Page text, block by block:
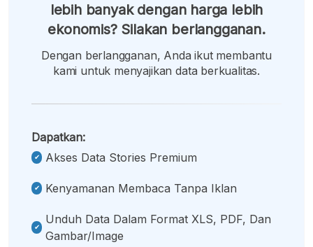
lebih banyak dengan harga lebih
ekonomis? Silakan berlangganan.
Dengan berlangganan, Anda ikut membantu
kami untuk menyajikan data berkualitas.
Dapatkan:
Akses Data Stories Premium
Kenyamanan Membaca Tanpa Iklan
Unduh Data Dalam Format XLS, PDF, Dan
Gambar/image